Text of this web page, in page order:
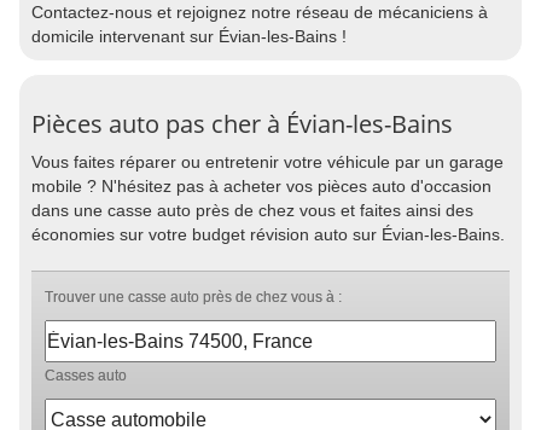
Contactez-nous et rejoignez notre réseau de mécaniciens à
domicile intervenant sur Évian-les-Bains !
Pièces auto pas cher à Évian-les-Bains
Vous faites réparer ou entretenir votre véhicule par un garage
mobile ? N'hésitez pas à acheter vos pièces auto d'occasion
dans une casse auto près de chez vous et faites ainsi des
économies sur votre budget révision auto sur Évian-les-Bains.